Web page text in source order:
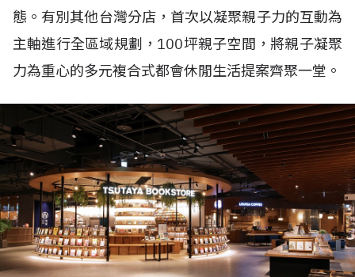
態。有別其他台灣分店，首次以凝聚親子力的互動為
主軸進行全區域規劃，100坪親子空間，將親子凝聚
力為重心的多元複合式都會休閒生活提案齊聚一堂。